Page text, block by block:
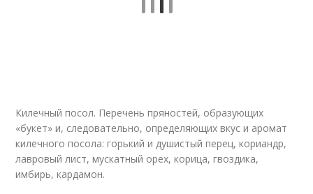
Килечный посол. Перечень пряностей, образующих
«букет» и, следовательно, определяющих вкус и аромат
килечного посола: горький и душистый перец, кориандр,
лавровый лист, мускатный орех, корица, гвоздика,
имбирь, кардамон.